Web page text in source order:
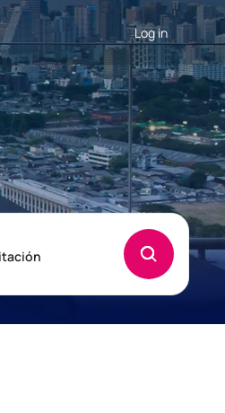
Log in